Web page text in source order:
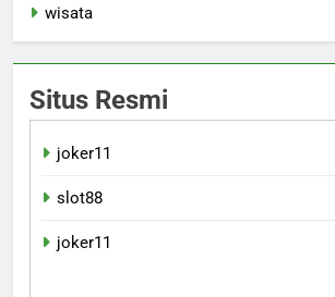
wisata
Situs Resmi
joker11
slot88
joker11